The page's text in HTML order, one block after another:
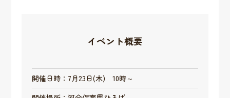
イベント概要
開催日時：7月23日(木) 10時～